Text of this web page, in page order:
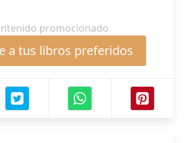
promocionado
a tus libros preferidos